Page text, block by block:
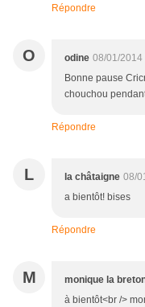
Répondre
O odine 08/01/2014
Bonne pause
chouchou
Répondre
L la châtaigne 08/
a bientôt! bises
Répondre
M monique la
à bientôt<br />